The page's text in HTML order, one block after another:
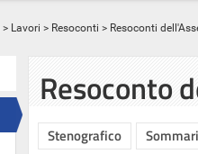
> Lavori > Resoconti > Resoconti
Resoconto
Stenografico